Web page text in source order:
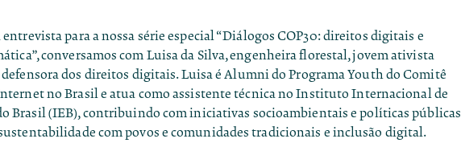
para a nossa série especial “Diálogos COP30: direitos digitais e
”, conversamos com Luisa da Silva, engenheira florestal, jovem ativista
dos direitos digitais. Luisa é Alumni do Programa Youth do Comitê
no Brasil e atua como assistente técnica no Instituto Internacional de
Brasil (IEB), contribuindo com iniciativas socioambientais e políticas públicas
com povos e comunidades tradicionais e inclusão digital.